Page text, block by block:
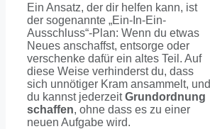
Ein Ansatz, der dir helfen kann, ist
der sogenannte „Ein-In-Ein-
Ausschluss“-Plan: Wenn du etwas
Neues anschaffst, entsorge oder
verschenke dafür ein altes Teil. Auf
diese Weise verhinderst du, dass
sich unnötiger Kram ansammelt, und
du kannst jederzeitGrundordnung
schaffen, ohne dass es zu einer
neuen Aufgabe wird.